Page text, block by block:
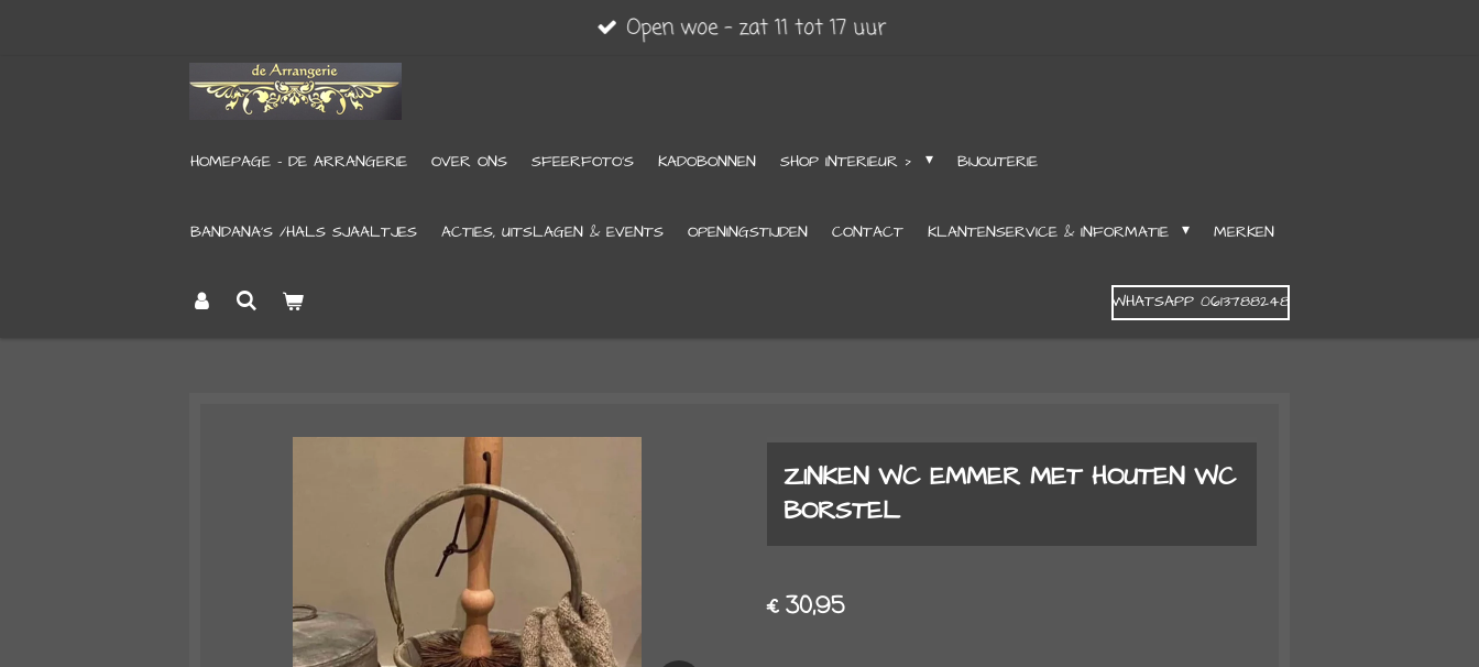
Open woe - zat 11 tot 17 uur
HOMEPAGE - DE ARRANGERIE OVER ONS SFEERFOTO'S KADOBONNEN SHOP INTERIEUR > BIJOUTERIE
BANDANA’S /HALS SJAALTJES ACTIES, UITSLAGEN & EVENTS OPENINGSTIJDEN CONTACT KLANTENSERVICE & INFORMATIE MERKEN
WHATSAPP 0613788248
ZINKEN WC EMMER MET HOUTEN WC
BORSTEL
€ 30,95